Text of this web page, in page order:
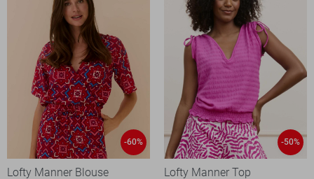
-60%
Lofty Manner Blouse
-50%
Lofty Manner Top